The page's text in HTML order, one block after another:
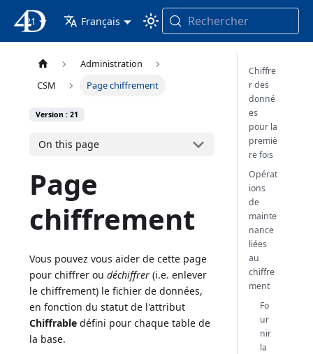
4D Documentation
21 Français Rechercher
Administration
CSM
Page chiffrement
Version : 21
On this page
Page
chiffrement
Vous pouvez vous aider de cette page
pour chiffrer oudéchiffrer (i.e. enlever
le chiffrement) le fichier de données,
en fonction du statut de l'attribut
Chiffrable défini pour chaque table de
la base.
Chiffre
r des
donné
es
pour la
premiè
re fois
Opérat
ions
de
mainte
nance
liées
au
chiffre
ment
Fo
ur
nir
la